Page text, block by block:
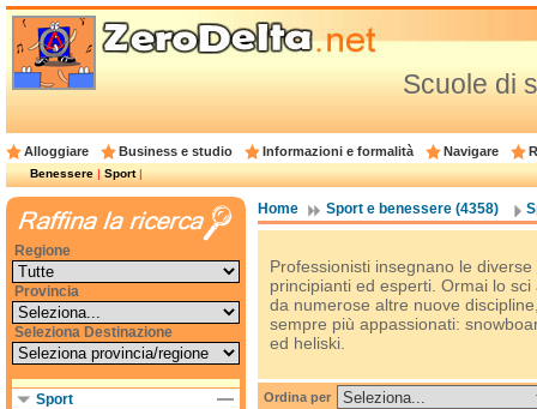
Scuole di
Alloggiare Business e studio Informazioni e formalità Navigare
Benessere|Sport|
Home Sport e benessere (4358)
Professionisti insegnano le
principianti ed esperti. Ormai lo
da numerose altre nuove
sempre più appassionati:
ed heliski.
Ordina per
Regione
Provincia
Seleziona Destinazione
Sport